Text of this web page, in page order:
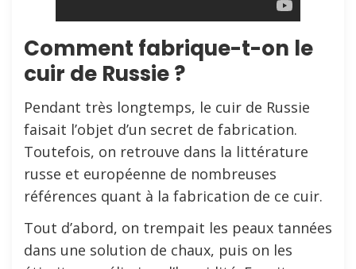
Comment fabrique-t-on le
cuir de Russie ?
Pendant très longtemps, le cuir de Russie
faisait l’objet d’un secret de fabrication.
Toutefois, on retrouve dans la littérature
russe et européenne de nombreuses
références quant à la fabrication de ce cuir.
Tout d’abord, on trempait les peaux tannées
dans une solution de chaux, puis on les